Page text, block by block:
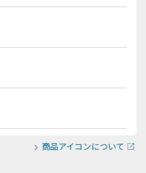
商品アイコンについて